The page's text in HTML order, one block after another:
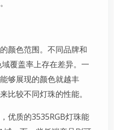
颜色范围。不同品牌和
覆盖率上存在差异。一
够展现的颜色就越丰
比较不同灯珠的性能。
优质的3535RGB灯珠能